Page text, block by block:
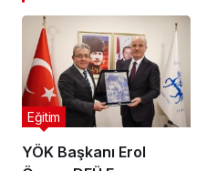
YÖK Başkanı Erol
Eğitim